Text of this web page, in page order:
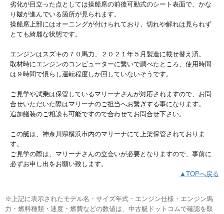
劣化が目立った点としては操船席の前後可動式のシート表面で、かな
り皺が進んでいる箇所が見られます。
操船席上部にはオーニングが付けられており、切れや解れは見られず
とても綺麗な状態です。
エンジンはスズキの７０馬力、２０２１年５月製造に載せ替え済。
取材時にエンジンのコンピューターに繋いで調べたところ、使用時間
は９時間で慣らし運転程度しか回していないそうです。
ご見学や試乗は保管しているマリーナさんが対応されますので、お問
合せいただいた際はマリーナのご担当へお繋ぎする事になります。
追加艤装のご相談も可能ですので合わせてお問合せ下さい。
この艇は、神奈川県横浜市内のマリーナにて上架保管されておりま
す。
ご見学の際は、マリーナさんの立会いが必要となりますので、事前に
必ずお申し出をお願い致します。
▲TOPへ戻る
※上記に表示されたモデル名・サイズ年式・エンジン仕様・エンジン馬
力・燃料種類・速度・燃費などの数値は、中古艇ドットコムで確認を取